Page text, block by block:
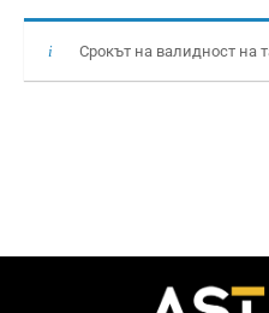
Срокът на валидност на